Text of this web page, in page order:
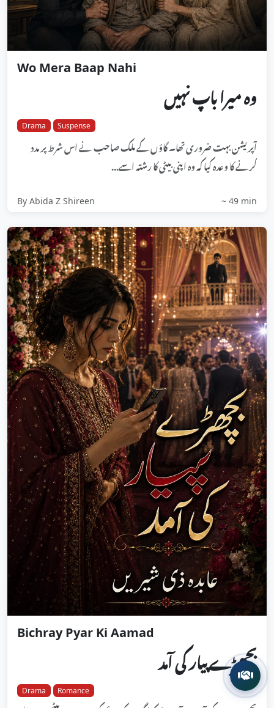
Wo Mera Baap Nahi
وہ میرا باپ نہیں
Drama Suspense
آپریشن بہت ضروری تھا۔ گاؤں کے ملک صاحب نے اس شرط پر مدد
کرنے کا وعدہ کیا کہ وہ اپنی بیٹی کا رشتہ اسے...
By Abida Z Shireen ~ 49 min
Bichray Pyar Ki Aamad
بچھڑے پیار کی آمد
Drama Romance